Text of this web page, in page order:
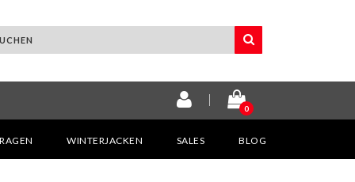
0
WINTERJACKEN SALES BLOG